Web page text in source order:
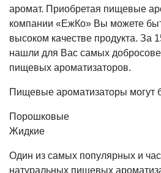
аромат. Приобретая пищевые
компании «ЕжКо» Вы можете
высоком качестве продукта. За
нашли для Вас самых
пищевых ароматизаторов.
Пищевые ароматизаторы могут
Порошковые
Жидкие
Один из самых популярных и
натуральных пищевых